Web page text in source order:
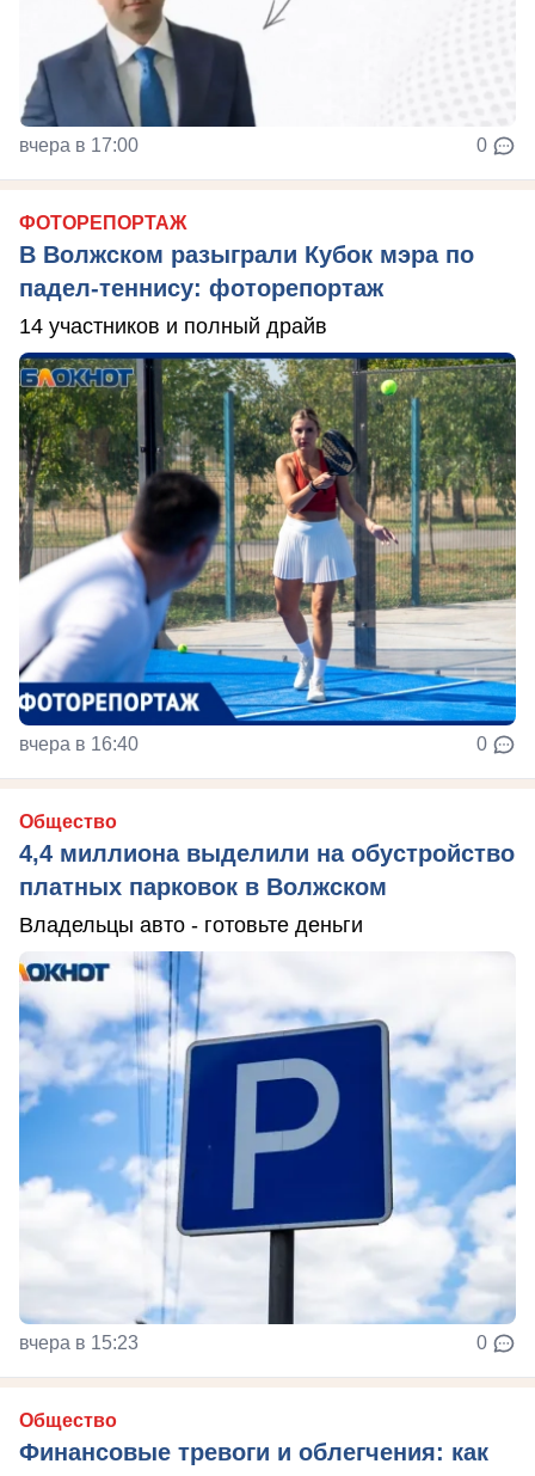
вчера в 17:00 0
ФОТОРЕПОРТАЖ
В Волжском разыграли Кубок мэра по
падел-теннису: фоторепортаж
14 участников и полный драйв
вчера в 16:40 0
Общество
4,4 миллиона выделили на обустройство
платных парковок в Волжском
Владельцы авто - готовьте деньги
вчера в 15:23 0
Общество
Финансовые тревоги и облегчения: как